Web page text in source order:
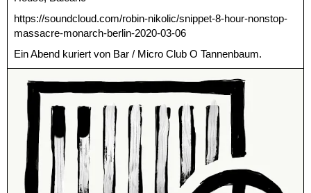
https://soundcloud.com/robin-nikolic/snippet-8-hour-nonstop-
massacre-monarch-berlin-2020-03-06
Ein Abend kuriert von Bar / Micro Club O Tannenbaum.